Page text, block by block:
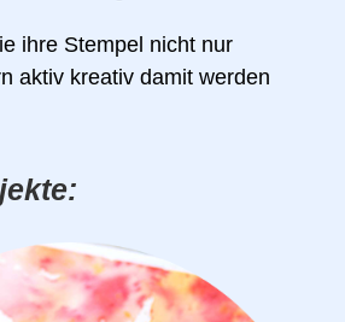
ihre Stempel nicht nur
aktiv kreativ damit werden